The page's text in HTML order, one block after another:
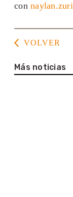
con
VOLVER
Más noticias